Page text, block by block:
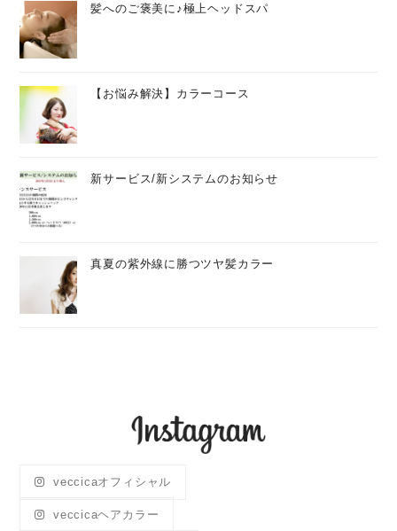
髪へのご褒美に♪極上ヘッドスパ
【お悩み解決】カラーコース
新サービス/新システムのお知らせ
真夏の紫外線に勝つツヤ髪カラー
veccicaオフィシャル
veccicaヘアカラー